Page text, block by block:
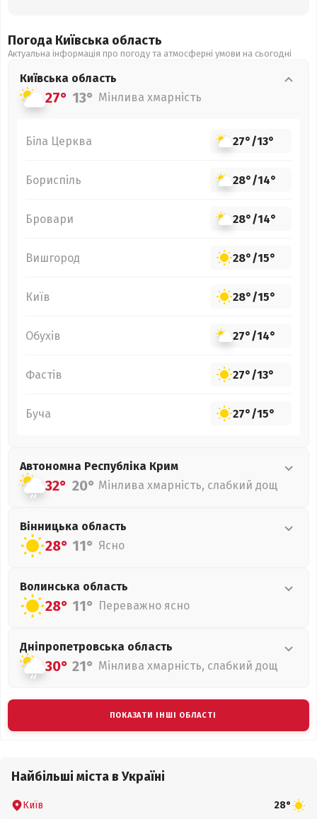
Погода Київська область
Актуальна інформація про погоду та атмосферні умови на сьогодні
Київська область
27° 13° Мінлива хмарність
Біла Церква 27°/13°
Бориспіль 28°/14°
Бровари 28°/14°
Вишгород 28°/15°
Київ 28°/15°
Обухів 27°/14°
Фастів 27°/13°
Буча 27°/15°
Автономна Республіка Крим
32° 20° Мінлива хмарність, слабкий дощ
Вінницька область
28° 11° Ясно
Волинська область
28° 11° Переважно ясно
Дніпропетровська область
30° 21° Мінлива хмарність, слабкий дощ
ПОКАЗАТИ ІНШІ ОБЛАСТІ
Найбільші міста в Україні
Київ 28°